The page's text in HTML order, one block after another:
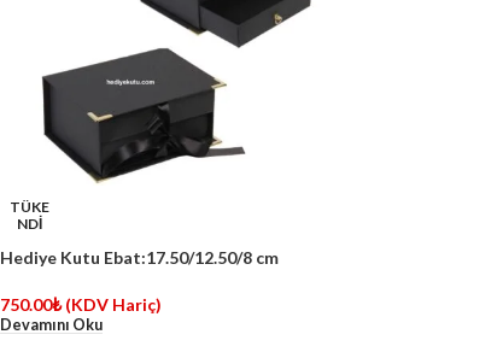
TÜKE
NDİ
Hediye Kutu Ebat:17.50/12.50/8 cm
750.00₺ (KDV Hariç)
Devamını Oku